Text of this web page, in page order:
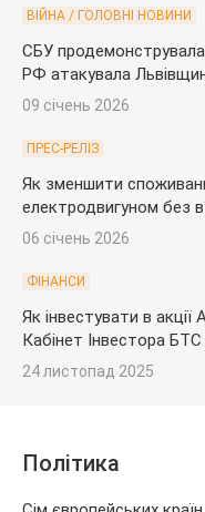
ВІЙНА / ГОЛОВНІ НОВИНИ
СБУ
РФ атакувала
09 січень 2026
ПРЕС-РЕЛІЗ
Як зменшити
електродвигуном без
06 січень 2026
ФІНАНСИ
Як інвестувати в акції
Кабінет Інвестора
24 листопад 2025
Політика